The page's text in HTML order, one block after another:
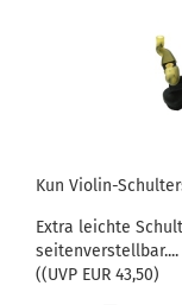
Kun Violin-
Extra leichte
seitenverstellbar....
((UVP EUR 43,50)